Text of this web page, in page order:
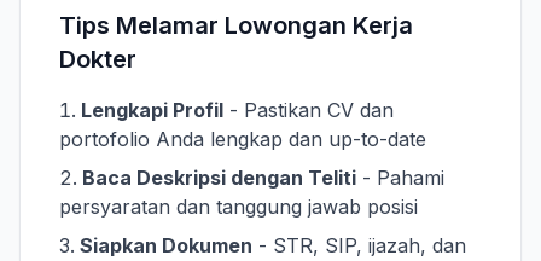
Tips Melamar Lowongan Kerja
Dokter
Lengkapi Profil - Pastikan CV dan
portofolio Anda lengkap dan up-to-date
Baca Deskripsi dengan Teliti - Pahami
persyaratan dan tanggung jawab posisi
Siapkan Dokumen - STR, SIP, ijazah, dan